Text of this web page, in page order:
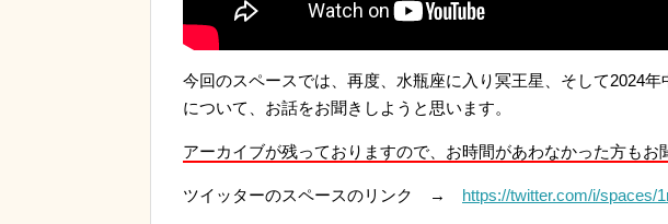
今回のスペースでは、再度、水瓶座に入り冥王星、そして2024
について、お話をお聞きしようと思います。
アーカイブが残っておりますので、お時間があわなかった方もお
ツイッターのスペースのリンク → https://twitter.com/i/spaces/